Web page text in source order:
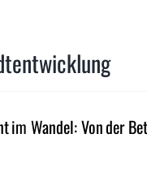
im Wandel: Von der